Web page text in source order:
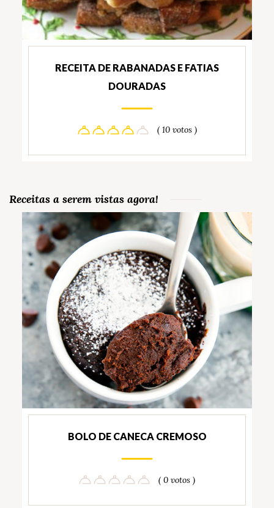
RECEITA DE RABANADAS E FATIAS
DOURADAS
( 10 votos )
Receitas a serem vistas agora!
BOLO DE CANECA CREMOSO
( 0 votos )